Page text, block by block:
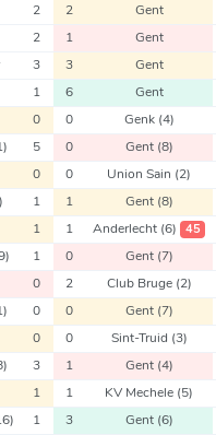
2 2 Gent
2 1 Gent
3 3 Gent
1 6 Gent
0 0 Genk (4)
5 0 Gent (8)
0 0 Union Sain (2)
1 1 Gent (8)
1 1 Anderlecht (6) 45
1 0 Gent (7)
0 2 Club Bruge (2)
0 0 Gent (7)
0 0 Sint-Truid (3)
3 1 Gent (4)
1 1 KV Mechele (5)
1 3 Gent (6)